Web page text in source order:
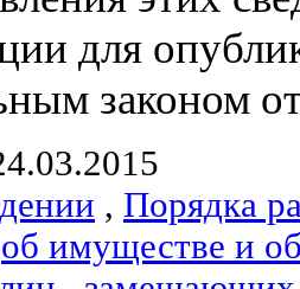
для
законом
, Порядка
об имуществе и